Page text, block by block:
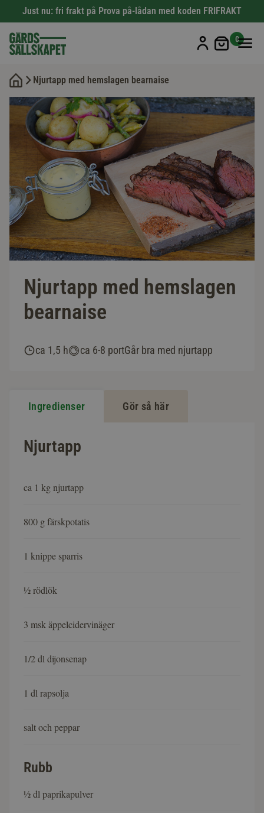
Just nu: fri frakt på Prova på-lådan med koden FRIFRAKT
Min
0
Njurtapp med hemslagen bearnaise
Njurtapp med hemslagen
bearnaise
ca 1,5 h ca 6-8 portGår bra med njurtapp
Ingredienser Gör så här
Njurtapp
ca 1 kg njurtapp
800 g färskpotatis
1 knippe sparris
½ rödlök
3 msk äppelcidervinäger
1/2 dl dijonsenap
1 dl rapsolja
salt och peppar
Rubb
½ dl paprikapulver